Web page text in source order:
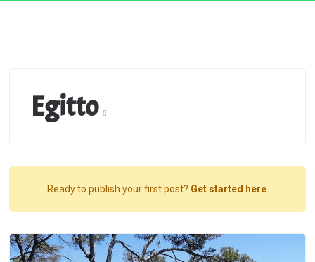
Egitto
Ready to publish your first post? Get started here.